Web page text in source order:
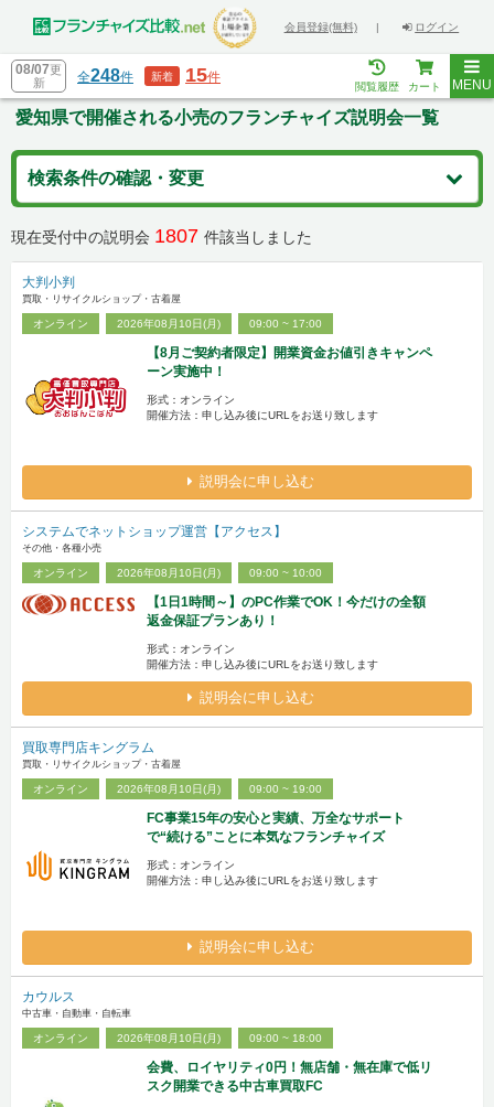
会員登録(無料) | ログイン
08/07更
新
全248件 新着 15件
閲覧履歴 カート MENU
愛知県で開催される小売のフランチャイズ説明会一覧
検索条件の確認・変更
現在受付中の説明会 1807 件該当しました
大判小判
買取・リサイクルショップ・古着屋
オンライン 2026年08月10日(月) 09:00 ~ 17:00
【8月ご契約者限定】開業資金お値引きキャンペ
ーン実施中！
形式：オンライン
開催方法：申し込み後にURLをお送り致します
説明会に申し込む
システムでネットショップ運営【アクセス】
その他・各種小売
オンライン 2026年08月10日(月) 09:00 ~ 10:00
【1日1時間～】のPC作業でOK！今だけの全額
返金保証プランあり！
形式：オンライン
開催方法：申し込み後にURLをお送り致します
説明会に申し込む
買取専門店キングラム
買取・リサイクルショップ・古着屋
オンライン 2026年08月10日(月) 09:00 ~ 19:00
FC事業15年の安心と実績、万全なサポート
で“続ける”ことに本気なフランチャイズ
形式：オンライン
開催方法：申し込み後にURLをお送り致します
説明会に申し込む
カウルス
中古車・自動車・自転車
オンライン 2026年08月10日(月) 09:00 ~ 18:00
会費、ロイヤリティ0円！無店舗・無在庫で低リ
スク開業できる中古車買取FC